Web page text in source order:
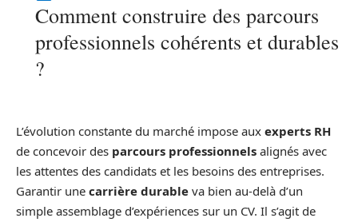
Comment construire des parcours
professionnels cohérents et durables
?
L’évolution constante du marché impose aux experts RH
de concevoir des parcours professionnels alignés avec
les attentes des candidats et les besoins des entreprises.
Garantir une carrière durable va bien au-delà d’un
simple assemblage d’expériences sur un CV. Il s’agit de